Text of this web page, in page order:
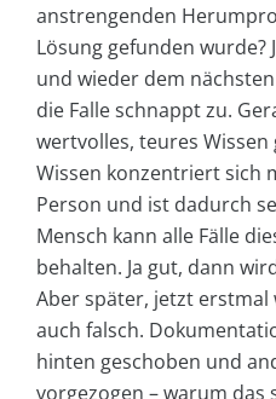
anstrengenden
Lösung gefunden wurde?
und wieder dem
die Falle schnappt zu.
wertvolles, teures
Wissen konzentriert sich
Person und ist dadurch
Mensch kann alle Fälle
behalten. Ja gut, dann
Aber später, jetzt
auch falsch.
hinten geschoben und
vorgezogen – warum das